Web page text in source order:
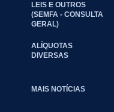
LEIS E OUTROS
(SEMFA - CONSULTA
GERAL)
ALÍQUOTAS
DIVERSAS
MAIS NOTÍCIAS